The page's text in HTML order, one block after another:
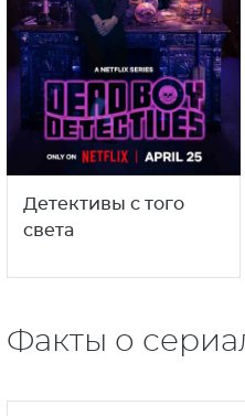
Детективы с того
света
Факты о